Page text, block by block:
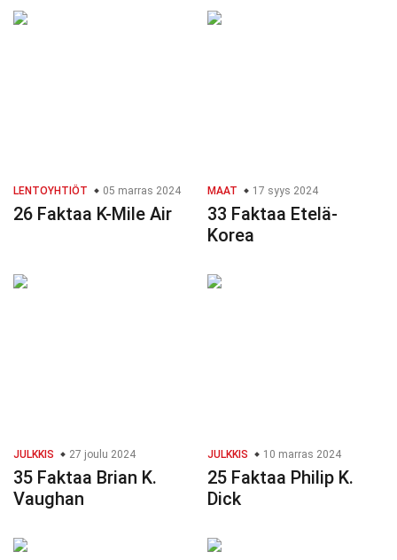
LENTOYHTIÖT 05 marras 2024
26 Faktaa K-Mile Air
MAAT 17 syys 2024
33 Faktaa Etelä-
Korea
JULKKIS 27 joulu 2024
35 Faktaa Brian K.
Vaughan
JULKKIS 10 marras 2024
25 Faktaa Philip K.
Dick